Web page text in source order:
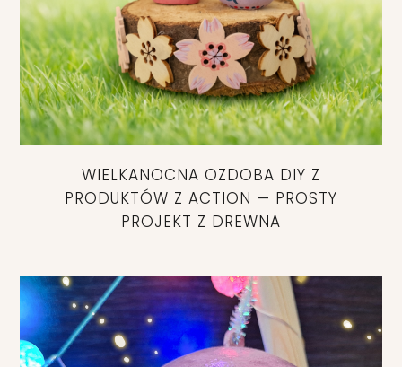
WIELKANOCNA OZDOBA DIY Z
PRODUKTÓW Z ACTION — PROSTY
PROJEKT Z DREWNA